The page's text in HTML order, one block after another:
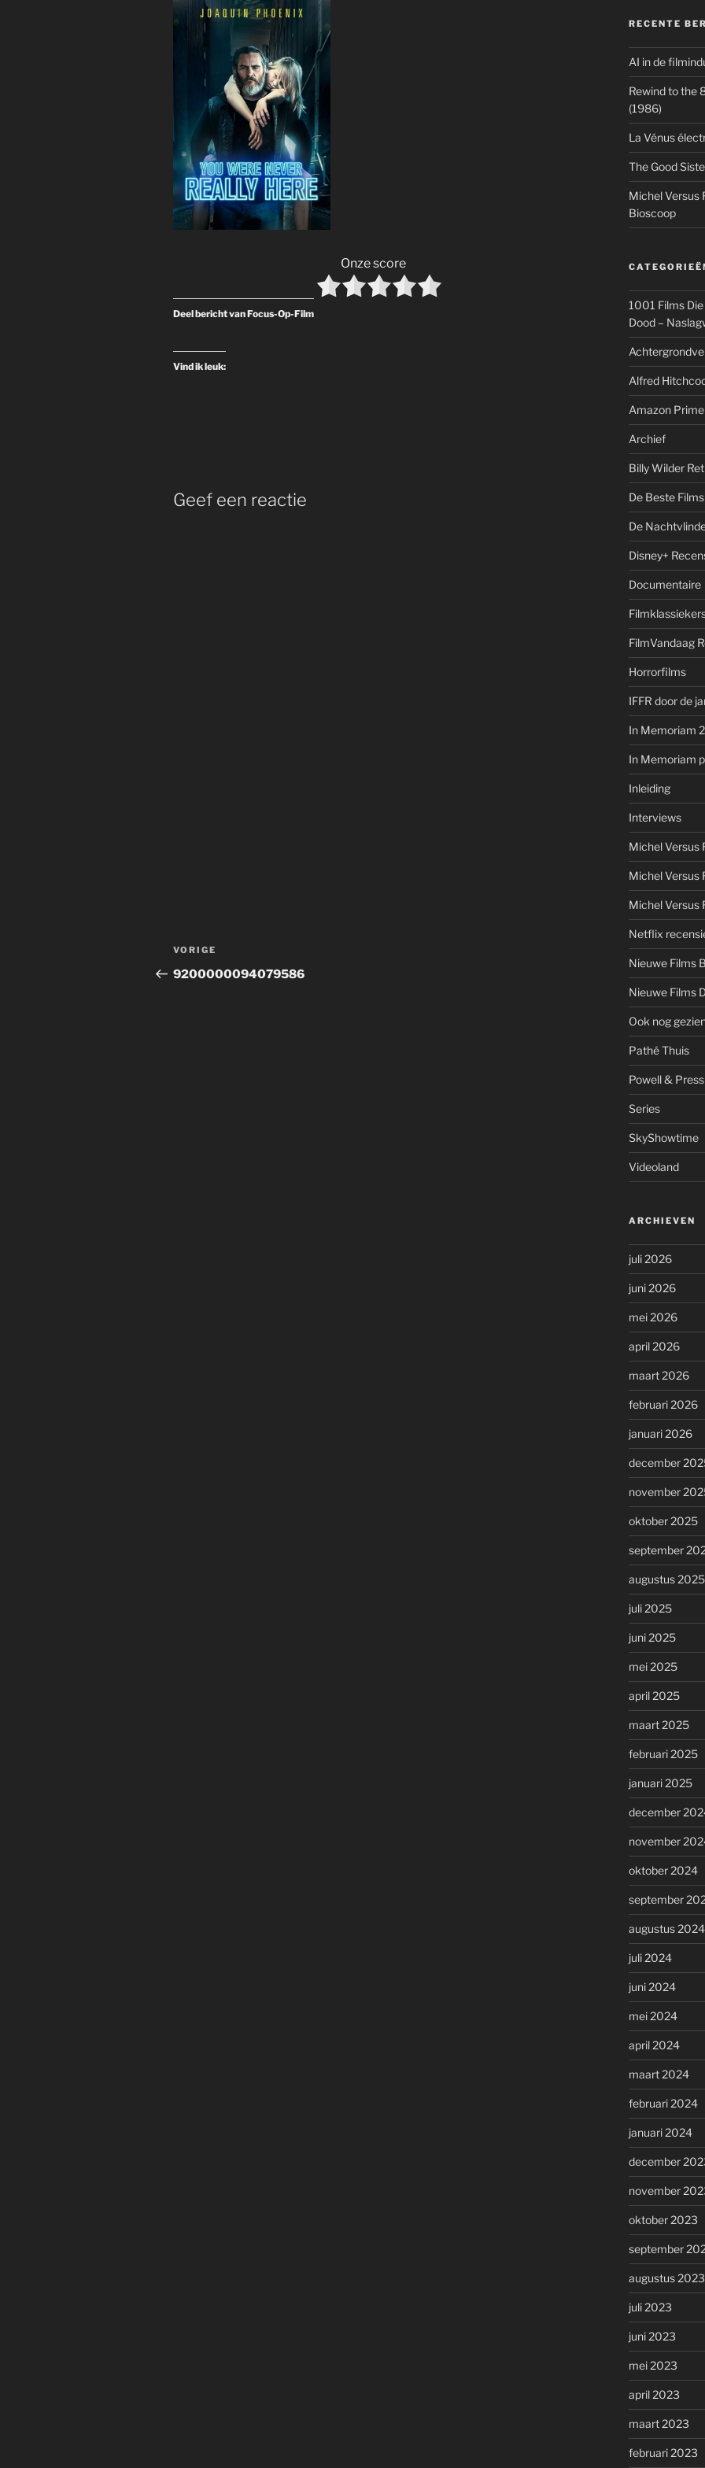
Onze score
Deel bericht van Focus-Op-Film
Vind ik leuk:
Geef een reactie
Bericht
navigatie
Vorig
bericht
VORIGE
9200000094079586
RECENTE
AI in de
Rewind to the
(1986)
La Vénus
The Good
Michel Versus
Bioscoop
1001 Films
Dood –
Alfred
Amazon
Archief
Billy Wilder
De Beste
De
Disney+
Documentaire
FilmVandaag
Horrorfilms
IFFR door de
In Memoriam
In Memoriam
Inleiding
Interviews
Michel Versus
Michel Versus
Michel Versus
Netflix
Nieuwe Films
Nieuwe Films
Ook nog
Pathé Thuis
Powell &
Series
SkyShowtime
Videoland
ARCHIEVEN
juli 2026
juni 2026
mei 2026
april 2026
maart 2026
februari 2026
januari 2026
december
november
oktober 2025
september
augustus 2025
juli 2025
juni 2025
mei 2025
april 2025
maart 2025
februari 2025
januari 2025
december
november
oktober 2024
september
augustus 2024
juli 2024
juni 2024
mei 2024
april 2024
maart 2024
februari 2024
januari 2024
december
november
oktober 2023
september
augustus 2023
juli 2023
juni 2023
mei 2023
april 2023
maart 2023
februari 2023